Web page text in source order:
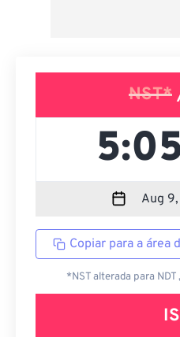
NST*
Copiar para a área
*NST alterada para